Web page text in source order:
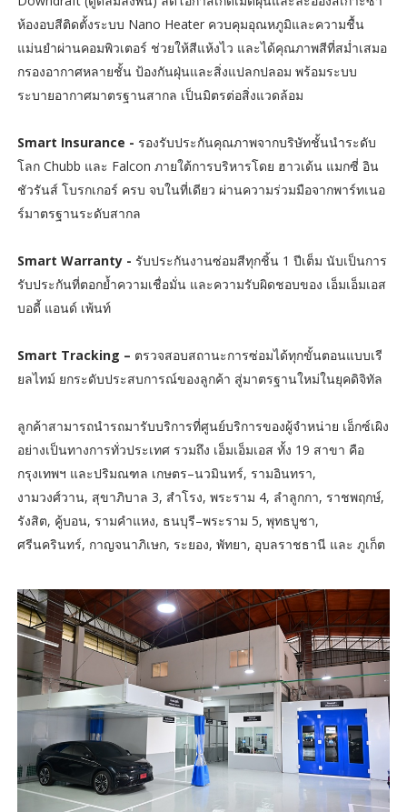
ห้องอบสีติดตั้งระบบ Nano Heater ควบคุมอุณหภูมิและความชื้น
แม่นยำผ่านคอมพิวเตอร์ ช่วยให้สีแห้งไว และได้คุณภาพสีที่สม่ำเสมอ
กรองอากาศหลายชั้น ป้องกันฝุ่นและสิ่งแปลกปลอม พร้อมระบบ
ระบายอากาศมาตรฐานสากล เป็นมิตรต่อสิ่งแวดล้อม
Smart Insurance - รองรับประกันคุณภาพจากบริษัทชั้นนำระดับ
โลก Chubb และ Falcon ภายใต้การบริหารโดย ฮาวเด้น แมกซี่ อิน
ชัวรันส์ โบรกเกอร์ ครบ จบในที่เดียว ผ่านความร่วมมือจากพาร์ทเนอ
ร์มาตรฐานระดับสากล
Smart Warranty - รับประกันงานซ่อมสีทุกชิ้น 1 ปีเต็ม นับเป็นการ
รับประกันที่ตอกย้ำความเชื่อมั่น และความรับผิดชอบของ เอ็มเอ็มเอส
บอดี้ แอนด์ เพ้นท์
Smart Tracking – ตรวจสอบสถานะการซ่อมได้ทุกขั้นตอนแบบเรี
ยลไทม์ ยกระดับประสบการณ์ของลูกค้า สู่มาตรฐานใหม่ในยุคดิจิทัล
ลูกค้าสามารถนำรถมารับบริการที่ศูนย์บริการของผู้จำหน่าย เอ็กซ์เผิง
อย่างเป็นทางการทั่วประเทศ รวมถึง เอ็มเอ็มเอส ทั้ง 19 สาขา คือ
กรุงเทพฯ และปริมณฑล เกษตร–นวมินทร์, รามอินทรา,
งามวงศ์วาน, สุขาภิบาล 3, สําโรง, พระราม 4, ลำลูกกา, ราชพฤกษ์,
รังสิต, คู้บอน, รามคำแหง, ธนบุรี–พระราม 5, พุทธบูชา,
ศรีนครินทร์, กาญจนาภิเษก, ระยอง, พัทยา, อุบลราชธานี และ ภูเก็ต